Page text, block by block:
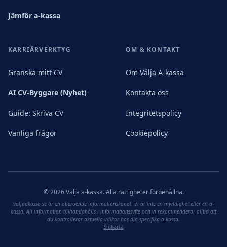
Jämför a-kassa
KARRIÄRVERKTYG
Granska mitt CV
AI CV-Byggare (Nyhet)
Guide: Skriva CV
Vanliga frågor
OM & KONTAKT
Om Välja A-kassa
Kontakta oss
Integritetspolicy
Cookiepolicy
©2026Välja a-kassa. Alla rättigheter förbehållna.
valjaakassa.se är en oberoende informationskanal. Vi är inte en myndighet eller en a-
kassa. All information tillhandahålls i informationssyfte och vi rekommenderar alltid att
du kontrollerar aktuella villkor hos din specifika a-kassa.
Sidkarta